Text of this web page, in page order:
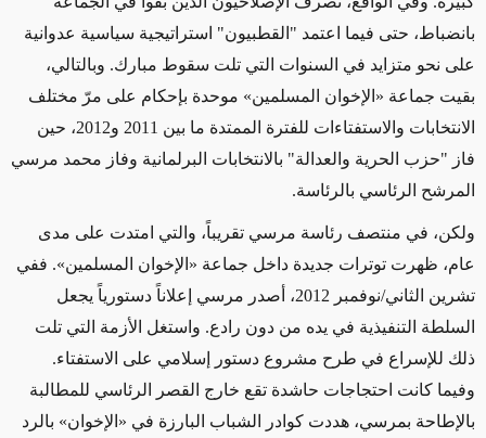
بانضباط، حتى فيما اعتمد "القطبيون" استراتيجية سياسية عدوانية
على نحو متزايد في السنوات التي تلت سقوط مبارك. وبالتالي،
بقيت جماعة «الإخوان المسلمين» موحدة بإحكام على مرّ مختلف
الانتخابات والاستفتاءات للفترة الممتدة ما بين 2011 و2012، حين
فاز "حزب الحرية والعدالة" بالانتخابات البرلمانية وفاز محمد مرسي
المرشح الرئاسي بالرئاسة.
ولكن، في منتصف رئاسة مرسي تقريباً، والتي امتدت على مدى
عام، ظهرت توترات جديدة داخل جماعة «الإخوان المسلمين». ففي
تشرين الثاني/نوفمبر 2012، أصدر مرسي إعلاناً دستورياً يجعل
السلطة التنفيذية في يده من دون رادع. واستغل الأزمة التي تلت
ذلك للإسراع في طرح مشروع دستور إسلامي على الاستفتاء.
وفيما كانت احتجاجات حاشدة تقع خارج القصر الرئاسي للمطالبة
بالإطاحة بمرسي، هددت كوادر الشباب البارزة في «الإخوان» بالرد